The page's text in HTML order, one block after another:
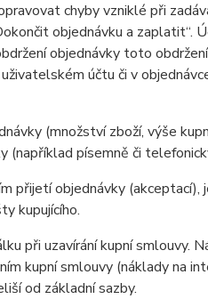
chyby vzniklé při
objednávku a zaplatit“.
objednávky toto
účtu či v
(množství zboží, výše
(například písemně či
přijetí objednávky (akceptací),
kupujícího.
při uzavírání kupní smlouvy.
kupní smlouvy (náklady na
od základní sazby.